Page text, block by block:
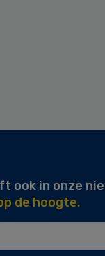
ook in onze
de hoogte.